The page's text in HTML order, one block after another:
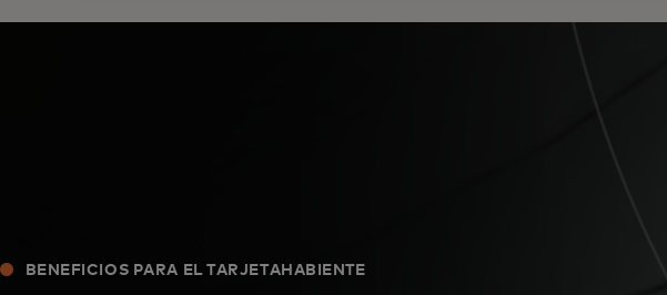
BENEFICIOS PARA EL TARJETAHABIENTE